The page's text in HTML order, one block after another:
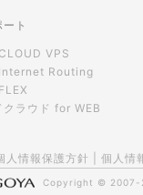
ト
VPS
Routing
クラウド for WEB
人情報保護方針 個人情
Copyright © 2007-